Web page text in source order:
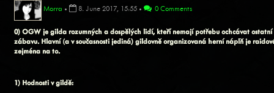
Morra • 8. June 2017, 15:55 • 0 Comments
0) OGW je gilda rozumných a dospělých lidí, kteří nemají potřebu ochcávat
zábavu. Hlavní (a v současnosti jediná) gildovně organizovaná herní náplň je
zejména na to.
1) Hodnosti v gildě: